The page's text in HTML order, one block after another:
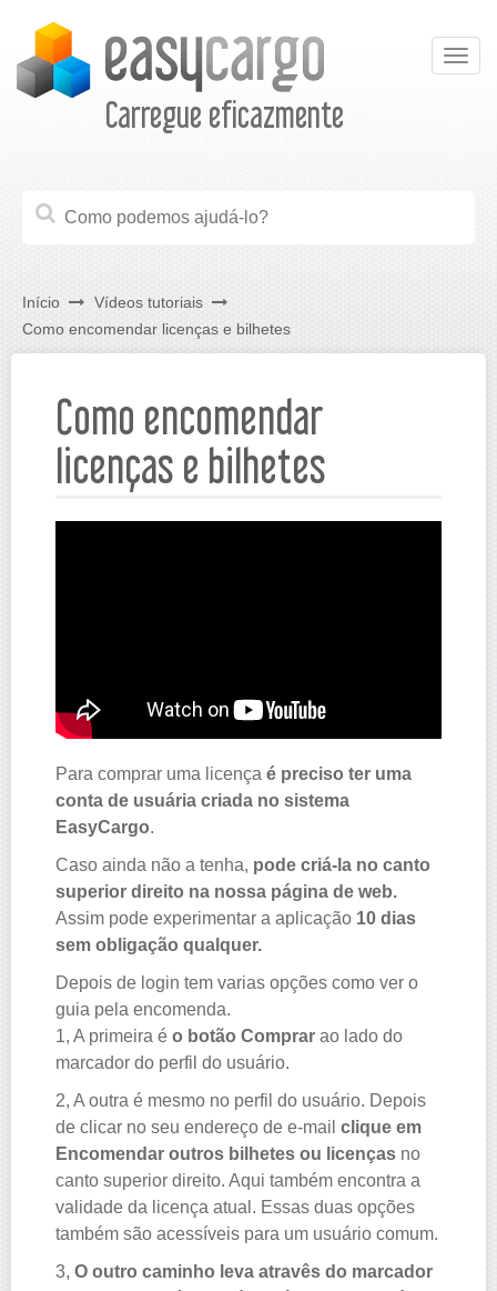
Carregue eficazmente
Início
Vídeos tutoriais
Como encomendar licenças e bilhetes
Como encomendar
licenças e bilhetes
Para comprar uma licença é preciso ter uma
conta de usuária criada no sistema
EasyCargo.
Caso ainda não a tenha, pode criá-la no canto
superior direito na nossa página de web.
Assim pode experimentar a aplicação 10 dias
sem obligação qualquer.
Depois de login tem varias opções como ver o
guia pela encomenda.
1, A primeira é o botão Comprar ao lado do
marcador do perfil do usuário.
2, A outra é mesmo no perfil do usuário. Depois
de clicar no seu endereço de e-mail clique em
Encomendar outros bilhetes ou licenças no
canto superior direito. Aqui também encontra a
validade da licença atual. Essas duas opções
também são acessíveis para um usuário comum.
3, O outro caminho leva atravês do marcador